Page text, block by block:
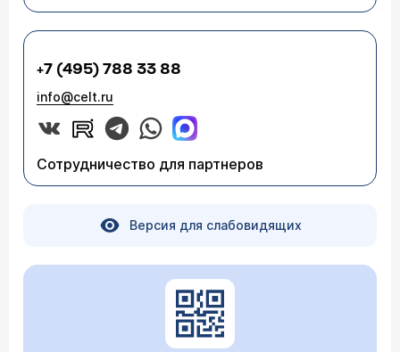
+7 (495) 788 33 88
info@celt.ru
Сотрудничество для партнеров
Версия для слабовидящих